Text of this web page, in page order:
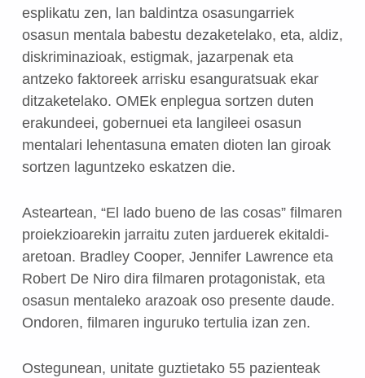
esplikatu zen, lan baldintza osasungarriek
osasun mentala babestu dezaketelako, eta, aldiz,
diskriminazioak, estigmak, jazarpenak eta
antzeko faktoreek arrisku esanguratsuak ekar
ditzaketelako. OMEk enplegua sortzen duten
erakundeei, gobernuei eta langileei osasun
mentalari lehentasuna ematen dioten lan giroak
sortzen laguntzeko eskatzen die.
Asteartean, “El lado bueno de las cosas” filmaren
proiekzioarekin jarraitu zuten jarduerek ekitaldi-
aretoan. Bradley Cooper, Jennifer Lawrence eta
Robert De Niro dira filmaren protagonistak, eta
osasun mentaleko arazoak oso presente daude.
Ondoren, filmaren inguruko tertulia izan zen.
Ostegunean, unitate guztietako 55 pazienteak